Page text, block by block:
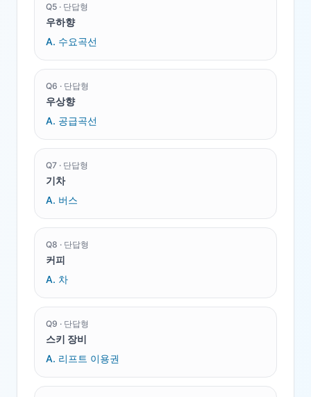
Q5 · 단답형
우하향
A. 수요곡선
Q6 · 단답형
우상향
A. 공급곡선
Q7 · 단답형
기차
A. 버스
Q8 · 단답형
커피
A. 차
Q9 · 단답형
스키 장비
A. 리프트 이용권